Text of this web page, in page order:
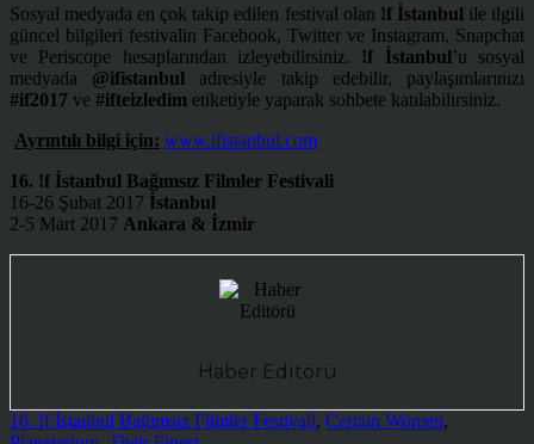
Sosyal medyada en çok takip edilen festival olan !f İstanbul ile ilgili
güncel bilgileri festivalin Facebook, Twitter ve Instagram, Snapchat
ve Periscope hesaplarından izleyebilirsiniz. !f İstanbul’u sosyal
medyada @ifistanbul adresiyle takip edebilir, paylaşımlarınızı
#if2017 ve #ifteizledim etiketiyle yaparak sohbete katılabilirsiniz.
Ayrıntılı bilgi için: www.ifistanbul.com
16. !f İstanbul Bağımsız Filmler Festivali
16-26 Şubat 2017 İstanbul
2-5 Mart 2017 Ankara & İzmir
Haber Editörü
16. !f İstanbul Bağımsız Filmler Festivali, Certain Women,